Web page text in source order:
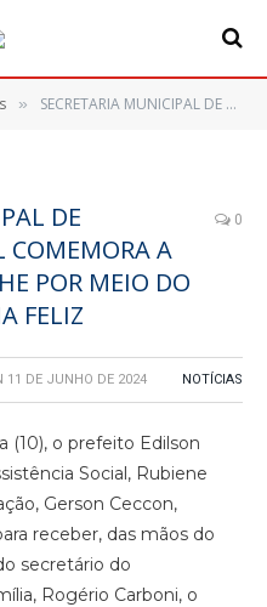
» SECRETARIA MUNICIPAL DE ASSISTÊNCIA SOCIAL COMEMORA A AQUISIÇÃO DE CRECHE POR MEIO DO PROGRAMA INFÂNCIA FELIZ
DE
COMEMORA A
POR MEIO DO
FELIZ
0
11 DE JUNHO DE 2024 NOTÍCIAS
(10), o prefeito Edilson
Social, Rubiene
Gerson Ceccon,
receber, das mãos do
secretário do
Rogério Carboni, o